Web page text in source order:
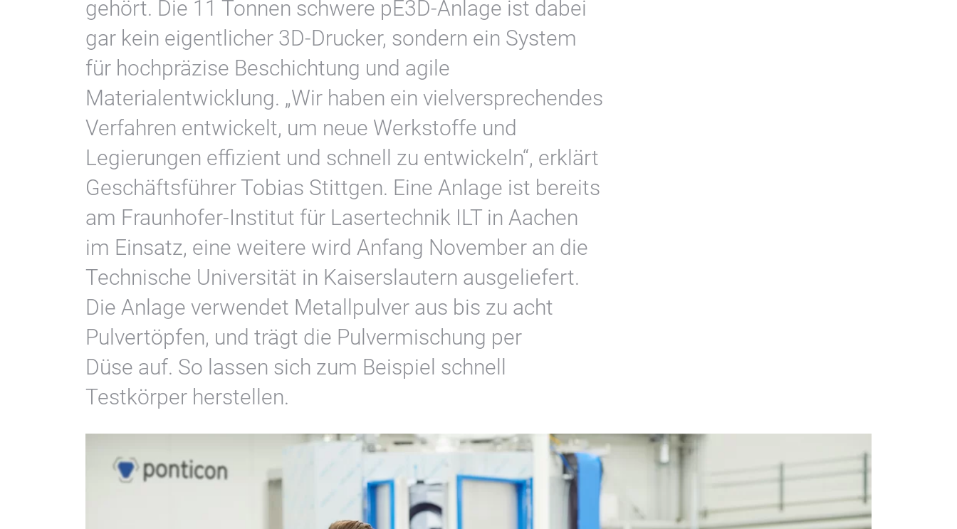
gehört. Die 11 Tonnen schwere pE3D-Anlage ist dabei
gar kein eigentlicher 3D-Drucker, sondern ein System
für hochpräzise Beschichtung und agile
Materialentwicklung. „Wir haben ein vielversprechendes
Verfahren entwickelt, um neue Werkstoffe und
Legierungen effizient und schnell zu entwickeln“, erklärt
Geschäftsführer Tobias Stittgen. Eine Anlage ist bereits
am Fraunhofer-Institut für Lasertechnik ILT in Aachen
im Einsatz, eine weitere wird Anfang November an die
Technische Universität in Kaiserslautern ausgeliefert.
Die Anlage verwendet Metallpulver aus bis zu acht
Pulvertöpfen, und trägt die Pulvermischung per
Düse auf. So lassen sich zum Beispiel schnell
Testkörper herstellen.